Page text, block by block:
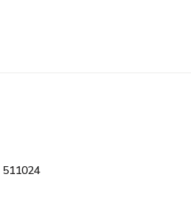
511024